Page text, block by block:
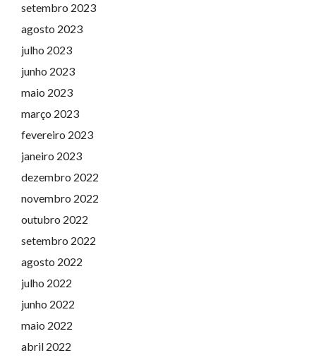
setembro 2023
agosto 2023
julho 2023
junho 2023
maio 2023
março 2023
fevereiro 2023
janeiro 2023
dezembro 2022
novembro 2022
outubro 2022
setembro 2022
agosto 2022
julho 2022
junho 2022
maio 2022
abril 2022